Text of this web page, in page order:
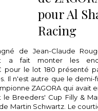
pour Al
Racing
de Jean-Claude
a fait monter les
pour le lot 180 présenté
Il n'est autre que le demi-
ZAGORA qui avait
le Breeders' Cup Filly &
Martin Schwartz. Le